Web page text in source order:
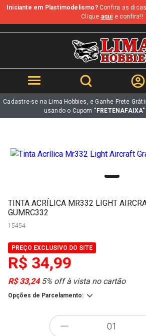
b
Iniciante em Plastimodelismo?Confira as
Clique aqui e confira!!
Cadastre-se na Lima Hobbies, e Ganhe Frete
usando o Cupom "FRETENAFAIXA"
TINTA ACRÍLICA MR332 LIGHT
GUMRC332
15454
PREÇO EXCLUSIVO DO SITE
R$ 34,99
R$ 33,245% off à vista no cartão
Opções de Parcelamento:
-